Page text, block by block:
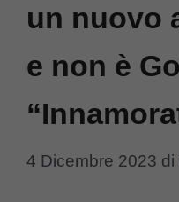
un nuovo
e non è
4 Dicembre 2023 di